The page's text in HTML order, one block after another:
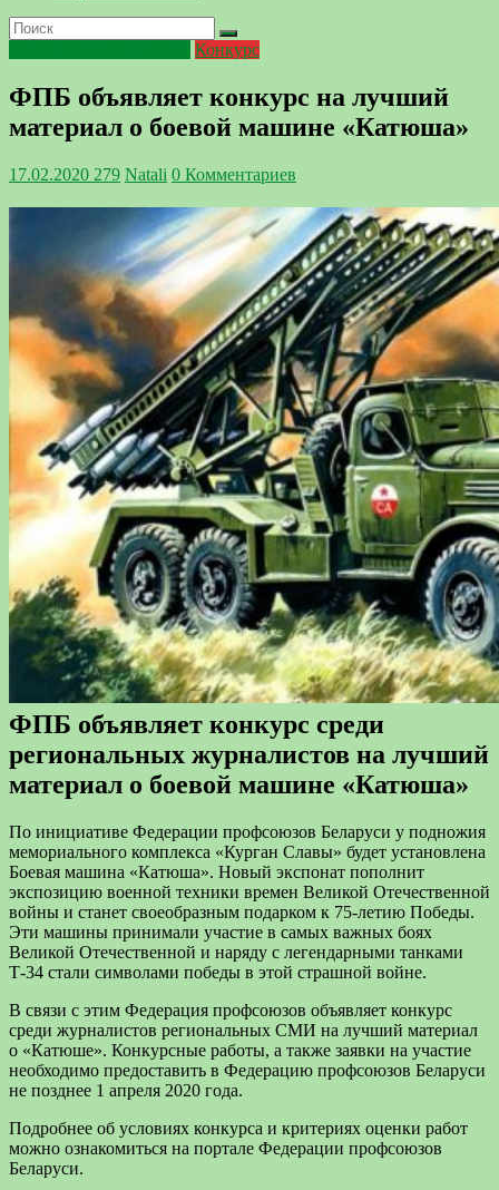
Конкурс
ФПБ объявляет конкурс на лучший
материал о боевой машине «Катюша»
17.02.2020 279 Natali 0 Комментариев
ФПБ объявляет конкурс среди
региональных журналистов на лучший
материал о боевой машине «Катюша»
По инициативе Федерации профсоюзов Беларуси у подножия
мемориального комплекса «Курган Славы» будет установлена
Боевая машина «Катюша». Новый экспонат пополнит
экспозицию военной техники времен Великой Отечественной
войны и станет своеобразным подарком к 75-летию Победы.
Эти машины принимали участие в самых важных боях
Великой Отечественной и наряду с легендарными танками
Т-34 стали символами победы в этой страшной войне.
В связи с этим Федерация профсоюзов объявляет конкурс
среди журналистов региональных СМИ на лучший материал
о «Катюше». Конкурсные работы, а также заявки на участие
необходимо предоставить в Федерацию профсоюзов Беларуси
не позднее 1 апреля 2020 года.
Подробнее об условиях конкурса и критериях оценки работ
можно ознакомиться на портале Федерации профсоюзов
Беларуси.